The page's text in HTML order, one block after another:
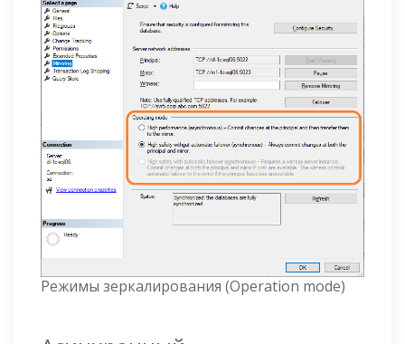
Режимы зеркалирования (Operation mode)